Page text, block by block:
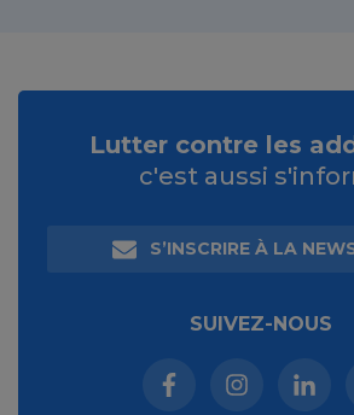
Lutter contre les
c'est aussi
S’INSCRIRE À LA
SUIVEZ-NOUS
FacebookInstagram